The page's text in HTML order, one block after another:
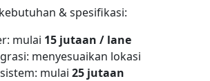
& spesifikasi:
mulai 15 jutaan / lane
menyesuaikan lokasi
mulai 25 jutaan